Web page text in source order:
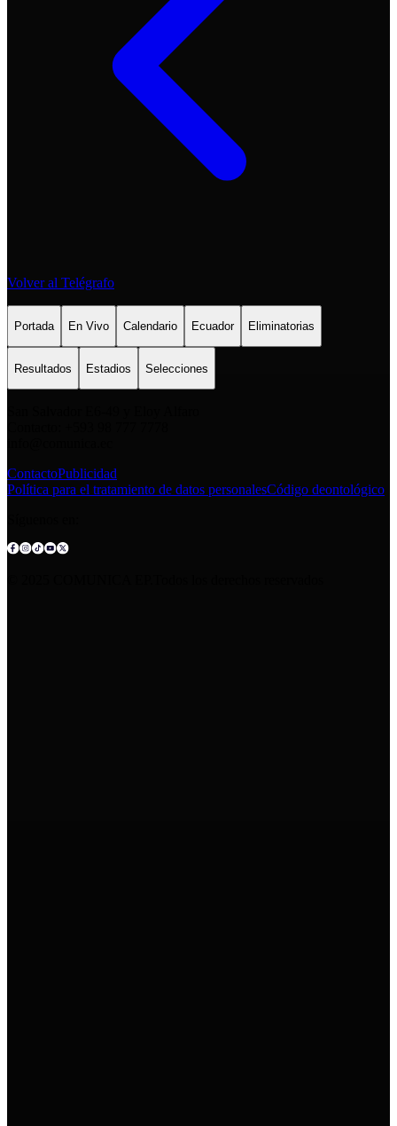
Volver al Telégrafo
Portada En Vivo Calendario Ecuador Eliminatorias
Resultados Estadios Selecciones
ContactoPublicidad
Política para el tratamiento de datos personalesCódigo deontológico